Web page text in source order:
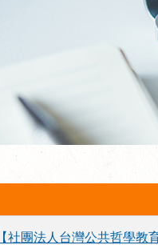
【社團法人台灣公共哲學教